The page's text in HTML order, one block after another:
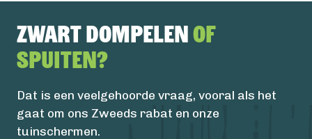
Zwart dompelen of
spuiten?
Dat is een veelgehoorde vraag, vooral als het
gaat om ons Zweeds rabat en onze
tuinschermen.